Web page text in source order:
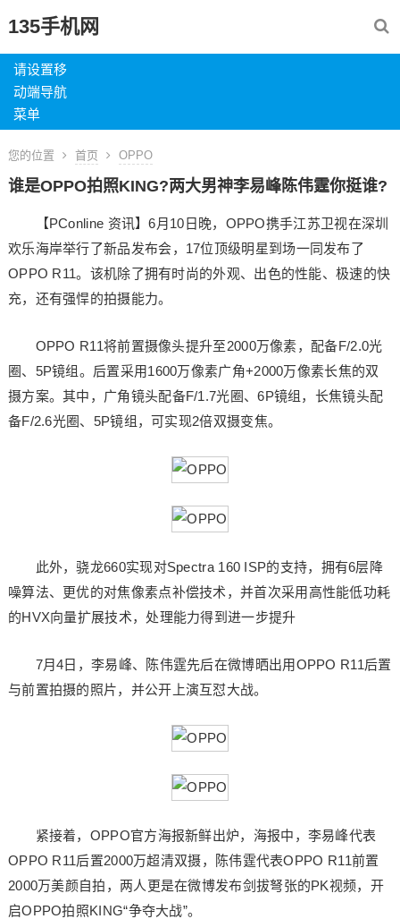
135手机网
请设置移
动端导航
菜单
您的位置 首页 OPPO
谁是OPPO拍照KING?两大男神李易峰陈伟霆你挺谁?
【PConline 资讯】6月10日晚，OPPO携手江苏卫视在深圳
欢乐海岸举行了新品发布会，17位顶级明星到场一同发布了
OPPO R11。该机除了拥有时尚的外观、出色的性能、极速的快
充，还有强悍的拍摄能力。
OPPO R11将前置摄像头提升至2000万像素，配备F/2.0光
圈、5P镜组。后置采用1600万像素广角+2000万像素长焦的双
摄方案。其中，广角镜头配备F/1.7光圈、6P镜组，长焦镜头配
备F/2.6光圈、5P镜组，可实现2倍双摄变焦。
此外，骁龙660实现对Spectra 160 ISP的支持，拥有6层降
噪算法、更优的对焦像素点补偿技术，并首次采用高性能低功耗
的HVX向量扩展技术，处理能力得到进一步提升
7月4日，李易峰、陈伟霆先后在微博晒出用OPPO R11后置
与前置拍摄的照片，并公开上演互怼大战。
紧接着，OPPO官方海报新鲜出炉，海报中，李易峰代表
OPPO R11后置2000万超清双摄，陈伟霆代表OPPO R11前置
2000万美颜自拍，两人更是在微博发布剑拔弩张的PK视频，开
启OPPO拍照KING“争夺大战”。